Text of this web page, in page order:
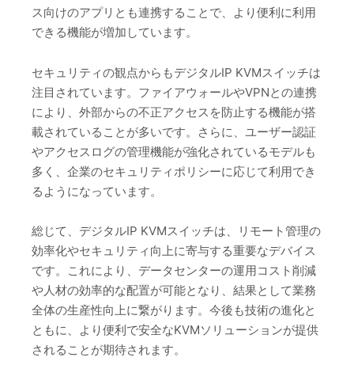
ス向けのアプリとも連携することで、より便利に利用
できる機能が増加しています。
セキュリティの観点からもデジタルIP KVMスイッチは
注目されています。ファイアウォールやVPNとの連携
により、外部からの不正アクセスを防止する機能が搭
載されていることが多いです。さらに、ユーザー認証
やアクセスログの管理機能が強化されているモデルも
多く、企業のセキュリティポリシーに応じて利用でき
るようになっています。
総じて、デジタルIP KVMスイッチは、リモート管理の
効率化やセキュリティ向上に寄与する重要なデバイス
です。これにより、データセンターの運用コスト削減
や人材の効率的な配置が可能となり、結果として業務
全体の生産性向上に繋がります。今後も技術の進化と
ともに、より便利で安全なKVMソリューションが提供
されることが期待されます。